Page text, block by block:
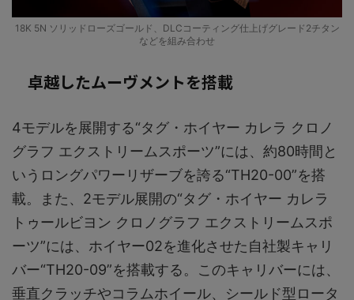
18K 5N ソリッドローズゴールド、DLCコーティング仕上げグレード2チタン
などを組み合わせ
卓越したムーヴメントを搭載
4モデルを展開する“タグ・ホイヤー カレラ クロノ
グラフ エクストリームスポーツ”には、約80時間と
いうロングパワーリザーブを誇る“TH20-00”を搭
載。また、2モデル展開の“タグ・ホイヤー カレラ
トゥールビヨン クロノグラフ エクストリームスポ
ーツ”には、ホイヤー02を進化させた自社製キャリ
バー“TH20-09”を搭載する。このキャリバーには、
垂直クラッチやコラムホイール、シールド型ロータ